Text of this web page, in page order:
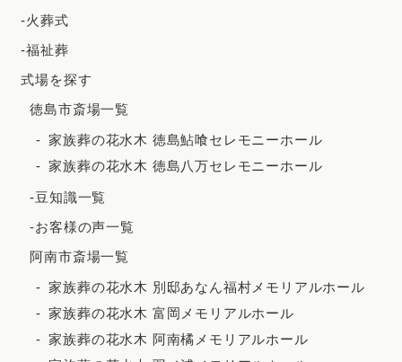
2023年12月
2023年11月
2023年10月
2023年9月
2023年8月
2023年7月
2023年6月
2023年3月
2023年2月
-火葬式
-福祉葬
式場を探す
徳島市斎場一覧
家族葬の花水木 徳島鮎喰セレモニーホール
家族葬の花水木 徳島八万セレモニーホール
-豆知識一覧
-お客様の声一覧
阿南市斎場一覧
家族葬の花水木 別邸あなん福村メモリアルホール
家族葬の花水木 富岡メモリアルホール
家族葬の花水木 阿南橘メモリアルホール